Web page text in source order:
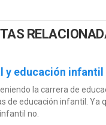
y educación infantil
la carrera de
de educación infantil. Ya
no.